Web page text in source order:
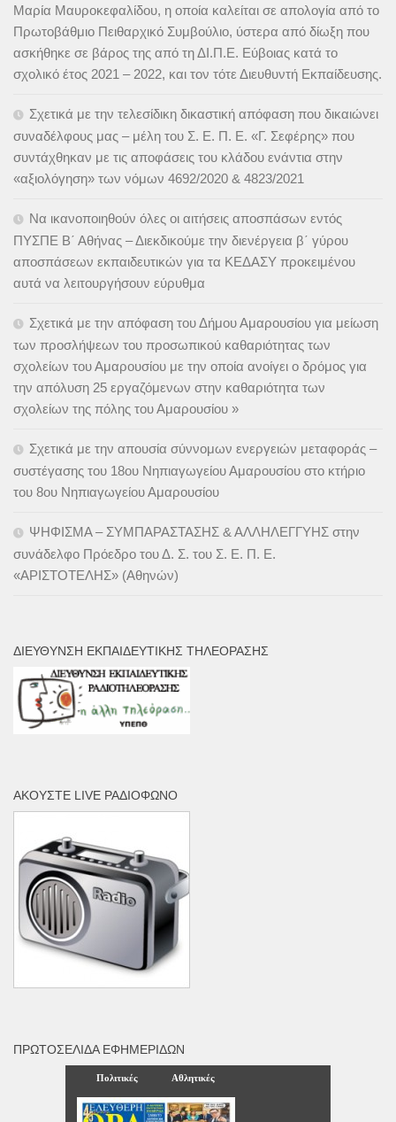
Μαρία Μαυροκεφαλίδου, η οποία καλείται σε απολογία από το
Πρωτοβάθμιο Πειθαρχικό Συμβούλιο, ύστερα από δίωξη που
ασκήθηκε σε βάρος της από τη ΔΙ.Π.Ε. Εύβοιας κατά το
σχολικό έτος 2021 – 2022, και τον τότε Διευθυντή Εκπαίδευσης.
Σχετικά με την τελεσίδικη δικαστική απόφαση που δικαιώνει
συναδέλφους μας – μέλη του Σ. Ε. Π. Ε. «Γ. Σεφέρης» που
συντάχθηκαν με τις αποφάσεις του κλάδου ενάντια στην
«αξιολόγηση» των νόμων 4692/2020 & 4823/2021
Να ικανοποιηθούν όλες οι αιτήσεις αποσπάσων εντός
ΠΥΣΠΕ Β΄ Αθήνας – Διεκδικούμε την διενέργεια β΄ γύρου
αποσπάσεων εκπαιδευτικών για τα ΚΕΔΑΣΥ προκειμένου
αυτά να λειτουργήσουν εύρυθμα
Σχετικά με την απόφαση του Δήμου Αμαρουσίου για μείωση
των προσλήψεων του προσωπικού καθαριότητας των
σχολείων του Αμαρουσίου με την οποία ανοίγει ο δρόμος για
την απόλυση 25 εργαζόμενων στην καθαριότητα των
σχολείων της πόλης του Αμαρουσίου »
Σχετικά με την απουσία σύννομων ενεργειών μεταφοράς –
συστέγασης του 18ου Νηπιαγωγείου Αμαρουσίου στο κτήριο
του 8ου Νηπιαγωγείου Αμαρουσίου
ΨΗΦΙΣΜΑ – ΣΥΜΠΑΡΑΣΤΑΣΗΣ & ΑΛΛΗΛΕΓΓΥΗΣ στην
συνάδελφο Πρόεδρο του Δ. Σ. του Σ. Ε. Π. Ε.
«ΑΡΙΣΤΟΤΕΛΗΣ» (Αθηνών)
ΔΙΕΎΘΥΝΣΗ ΕΚΠΑΙΔΕΥΤΙΚΉΣ ΤΗΛΕΌΡΑΣΗΣ
ΑΚΟΎΣΤΕ LIVE ΡΑΔΙΌΦΩΝΟ
ΠΡΩΤΟΣΈΛΙΔΑ ΕΦΗΜΕΡΊΔΩΝ